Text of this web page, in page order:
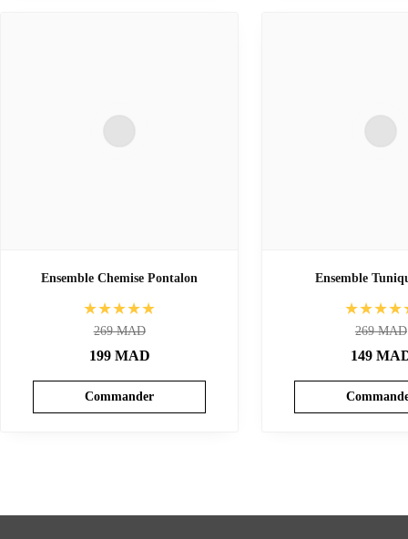
Ensemble Chemise Pontalon
★★★★★
269MAD
199MAD
Commander
Ensemble
269MAD
149